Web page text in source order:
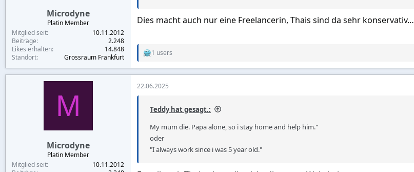
Microdyne
Platin Member
Mitglied seit
10.11.2012
Beiträge
2.248
Likes erhalten
14.848
Standort
Grossraum Frankfurt
Dies macht auch nur eine Freelancerin, Thais sind da sehr konservativ…
R
t
1 users
M
Microdyne
Platin Member
Mitglied seit
10.11.2012
22.06.2025
Teddy hat gesagt.:
My mum die. Papa alone, so i stay home and help him."
oder
"I always work since i was 5 year old."